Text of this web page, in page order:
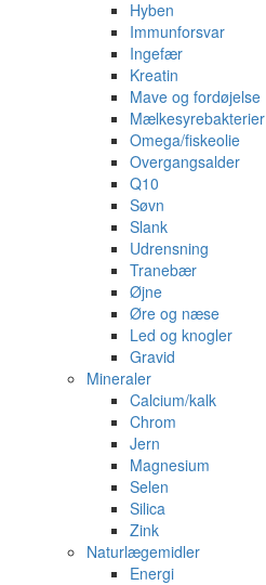
Hyben
Immunforsvar
Ingefær
Kreatin
Mave og fordøjelse
Mælkesyrebakterier
Omega/fiskeolie
Overgangsalder
Q10
Søvn
Slank
Udrensning
Tranebær
Øjne
Øre og næse
Led og knogler
Gravid
Mineraler
Calcium/kalk
Chrom
Jern
Magnesium
Selen
Silica
Zink
Naturlægemidler
Energi